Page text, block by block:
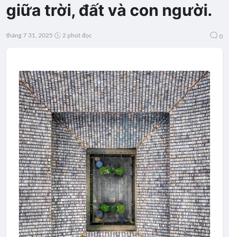
giữa trời, đất và con người.
tháng 7 31, 2025 2 phút đọc 0